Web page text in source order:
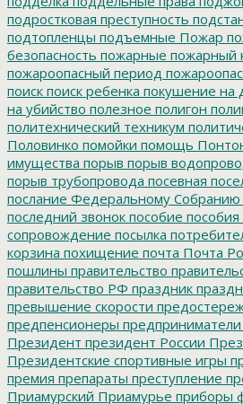
подростковая преступность
подтопленцы подъемные Пожар
безопасность пожарные пожарный
пожароопасный период
поиск поиск ребенка покушение на
на убийство полезное полигон
политехнический техникум
Половинко помойки помощь
имущества порыв порыв
порыв трубопровода посевная
послание Федеральному Собранию
последний звонок пособие пособия
сопровождение посылка
корзина похищение почта Почта
пошлины правительство
правительство РФ праздник
превышение скорости
предпенсионеры предприниматели
Президент президент России
Президентские спортивные игры
премия препараты преступление
Приамурский Приамурье приборы